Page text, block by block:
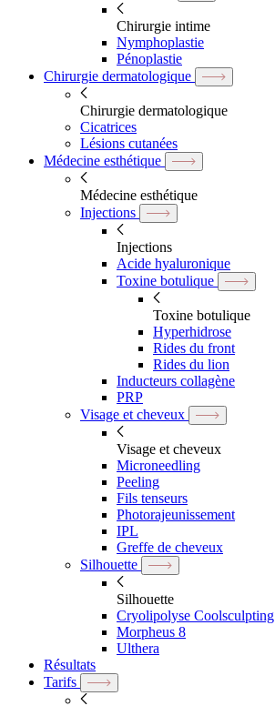
Chirurgie intime
Nymphoplastie
Pénoplastie
Chirurgie dermatologique
Chirurgie dermatologique
Cicatrices
Lésions cutanées
Médecine esthétique
Médecine esthétique
Injections
Injections
Acide hyaluronique
Toxine botulique
Toxine botulique
Hyperhidrose
Rides du front
Rides du lion
Inducteurs collagène
PRP
Visage et cheveux
Visage et cheveux
Microneedling
Peeling
Fils tenseurs
Photorajeunissement
IPL
Greffe de cheveux
Silhouette
Silhouette
Cryolipolyse Coolsculpting
Morpheus 8
Ulthera
Résultats
Tarifs